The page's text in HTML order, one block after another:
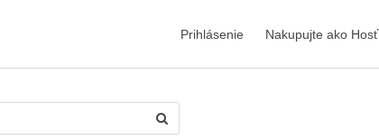
Prihlásenie
Nakupujte ako Hosť